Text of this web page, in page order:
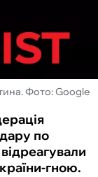
Фото: Google
по
гною.